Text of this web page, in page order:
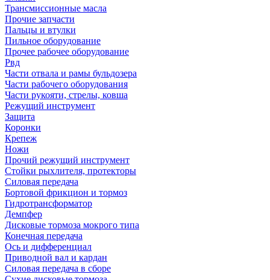
Трансмиссионные масла
Прочие запчасти
Пальцы и втулки
Пильное оборудование
Прочее рабочее оборудование
Рвд
Части отвала и рамы бульдозера
Части рабочего оборудования
Части рукояти, стрелы, ковша
Режущий инструмент
Защита
Коронки
Крепеж
Ножи
Прочий режущий инструмент
Стойки рыхлителя, протекторы
Силовая передача
Бортовой фрикцион и тормоз
Гидротрансформатор
Демпфер
Дисковые тормоза мокрого типа
Конечная передача
Ось и дифференциал
Приводной вал и кардан
Силовая передача в сборе